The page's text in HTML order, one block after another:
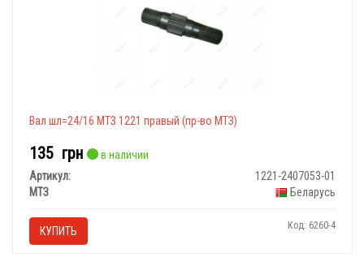
Вал шл=24/16 МТЗ 1221 правый (пр-во МТЗ)
135 грн
в наличии
Артикул:
1221-2407053-01
МТЗ
Беларусь
КУПИТЬ Код: 6260-4